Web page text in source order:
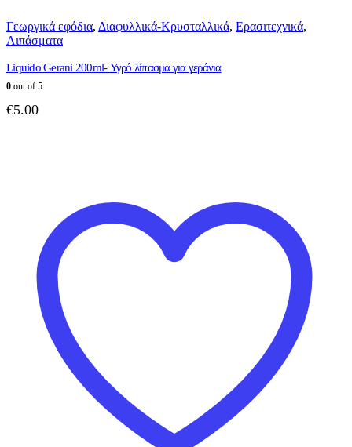
Γεωργικά εφόδια, Διαφυλλικά-Κρυσταλλικά, Ερασιτεχνικά,
Λιπάσματα
Liquido Gerani 200ml- Υγρό λίπασμα για γεράνια
0 out of 5
€5.00